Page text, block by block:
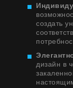
создать
дизайн в